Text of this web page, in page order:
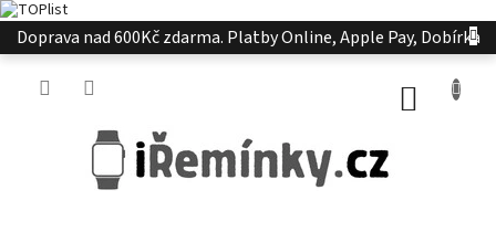
Přejít
na
Doprava nad 600Kč zdarma. Platby Online, Apple Pay, Dobírka